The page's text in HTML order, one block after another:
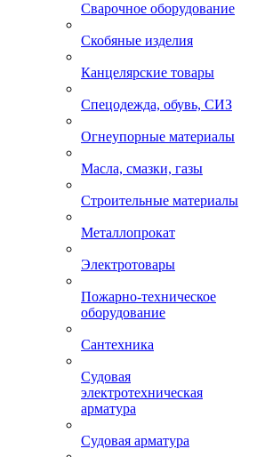
Сварочное оборудование
Скобяные изделия
Канцелярские товары
Спецодежда, обувь, СИЗ
Огнеупорные материалы
Масла, смазки, газы
Строительные материалы
Металлопрокат
Электротовары
Пожарно-техническое
оборудование
Сантехника
Судовая
электротехническая
арматура
Судовая арматура